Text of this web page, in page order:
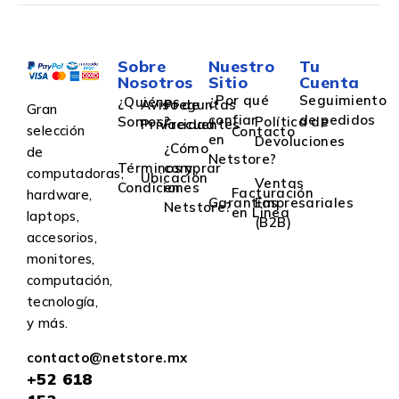
Gran
selección
de
computadoras,
hardware,
laptops,
accesorios,
monitores,
computación,
tecnología,
y más.
contacto@netstore.mx
+52 618
Sobre
Nosotros
¿Quiénes
Somos?
Aviso de
Privacidad
Preguntas
Frecuentes
Términos y
Condiciones
Ubicación
¿Cómo
comprar
en
Netstore?
Nuestro
Sitio
¿Por qué
confiar
en
Netstore?
Contacto
Política de
Devoluciones
Garantías
Facturación
en Linea
Ventas
Empresariales
(B2B)
Tu
Cuenta
Seguimiento
de pedidos